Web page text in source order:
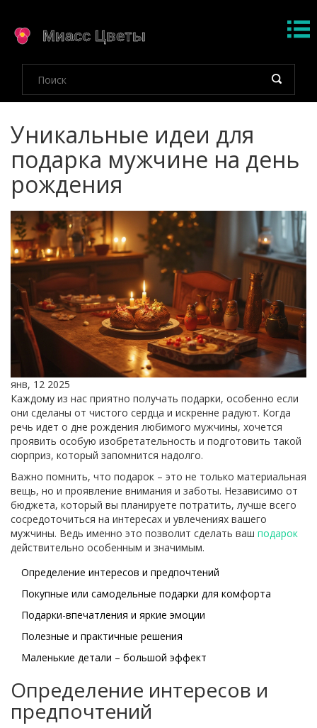
Уникальные идеи для
подарка мужчине на день
рождения
янв, 12 2025
Каждому из нас приятно получать подарки, особенно если
они сделаны от чистого сердца и искренне радуют. Когда
речь идет о дне рождения любимого мужчины, хочется
проявить особую изобретательность и подготовить такой
сюрприз, который запомнится надолго.
Важно помнить, что подарок – это не только материальная
вещь, но и проявление внимания и заботы. Независимо от
бюджета, который вы планируете потратить, лучше всего
сосредоточиться на интересах и увлечениях вашего
мужчины. Ведь именно это позволит сделать ваш подарок
действительно особенным и значимым.
Определение интересов и предпочтений
Покупные или самодельные подарки для комфорта
Подарки-впечатления и яркие эмоции
Полезные и практичные решения
Маленькие детали – большой эффект
Определение интересов и
предпочтений